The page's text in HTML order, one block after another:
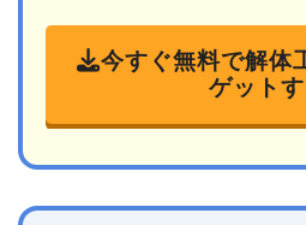
今すぐ無料で解体
ゲット